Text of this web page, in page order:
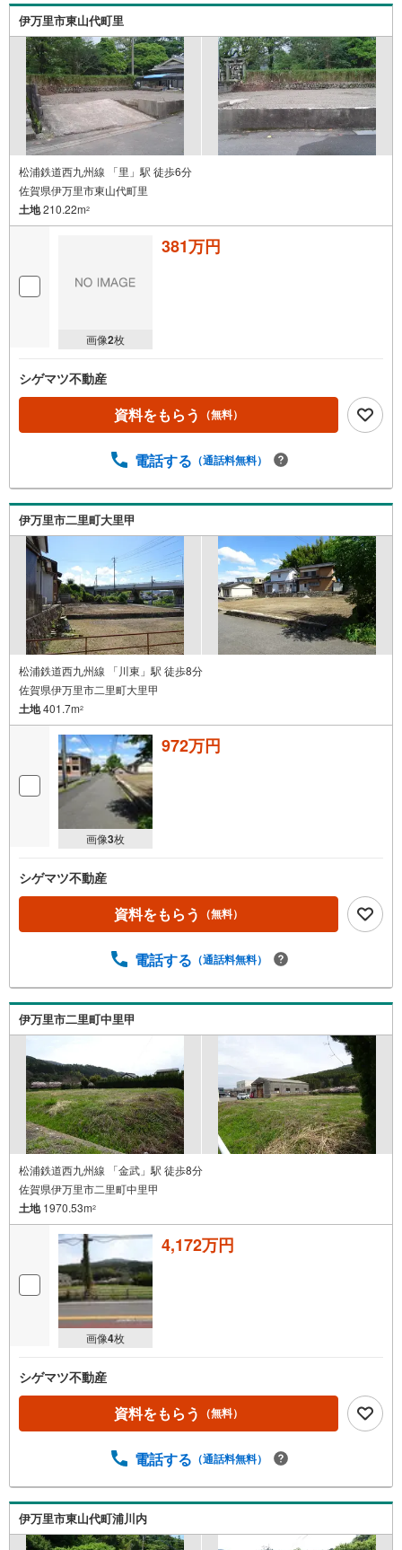
伊万里市東山代町里
松浦鉄道西九州線 「里」駅 徒歩6分
佐賀県伊万里市東山代町里
土地210.22m2
画像2枚
381万円
シゲマツ不動産
資料をもらう （無料）
電話する （通話料無料）
伊万里市二里町大里甲
松浦鉄道西九州線 「川東」駅 徒歩8分
佐賀県伊万里市二里町大里甲
土地401.7m2
画像3枚
972万円
シゲマツ不動産
資料をもらう （無料）
電話する （通話料無料）
伊万里市二里町中里甲
松浦鉄道西九州線 「金武」駅 徒歩8分
佐賀県伊万里市二里町中里甲
土地1970.53m2
画像4枚
4,172万円
シゲマツ不動産
資料をもらう （無料）
電話する （通話料無料）
伊万里市東山代町浦川内